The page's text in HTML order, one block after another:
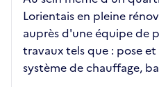
Lorientais en pleine
auprès d'une équipe de
travaux tels que : pose
système de chauffage,